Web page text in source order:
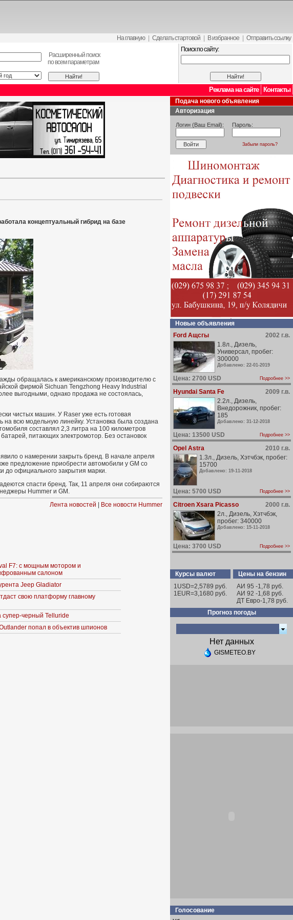
На главную Сделать стартовой В избранное Отправить ссылку
Расширенный поиск
по всем параметрам
Поиск по сайту:
Контакты
Реклама на сайте
концептуальный гибрид на базе
обращалась к американскому производителю с
фирмой Sichuan Tengzhong Heavy Industrial
выгодными, однако продажа не состоялась,
чистых машин. У Raser уже есть готовая
на всю модельную линейку. Установка была создана
составлял 2,3 литра на 100 километров
питающих электромотор. Без остановок
о намерении закрыть бренд. В начале апреля
предложение приобрести автомобили у GM со
до официального закрытия марки.
спасти бренд. Так, 11 апреля они собираются
Hummer и GM.
Лента новостей
Все новости Hummer
F7: с мощным мотором и
салоном
Jeep Gladiator
свою платформу главному
супер-черный Telluride
попал в объектив шпионов
Подача нового объявления
Авторизация
Логин (Ваш Email): Пароль:
Забыли пароль?
Новые объявления
Ford Ащсгы
2002 г.в.
1.8л., Дизель,
Универсал, пробег:
300000
Добавлено: 22-01-2019
Цена: 2700 USD Подробнее >>
Hyundai Santa Fe
2009 г.в.
2.2л., Дизель,
Внедорожник, пробег:
185
Добавлено: 31-12-2018
Цена: 13500 USD Подробнее >>
Opel Astra
2010 г.в.
1.3л., Дизель, Хэтчбэк, пробег:
15700
Добавлено: 19-11-2018
Цена: 5700 USD Подробнее >>
Citroen Xsara Picasso
2000 г.в.
2л., Дизель, Хэтчбэк,
пробег: 340000
Добавлено: 15-11-2018
Цена: 3700 USD Подробнее >>
Курсы валют
1USD=2,5789 руб.
1EUR=3,1680 руб.
Цены на бензин
АИ 95 -1,78 руб.
АИ 92 -1,68 руб.
ДТ Евро-1,78 руб.
Прогноз погоды
Нет данных
GISMETEO.BY
Голосование